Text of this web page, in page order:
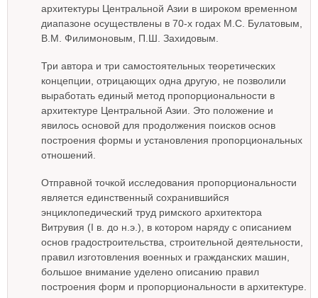
архитектуры Центральной Азии в широком временном
диапазоне осуществлены в 70-х годах М.С. Булатовым,
В.М. Филимоновым, П.Ш. Захидовым.
Три автора и три самостоятельных теоретических
концепции, отрицающих одна другую, не позволили
выработать единый метод пропорциональности в
архитектуре Центральной Азии. Это положение и
явилось основой для продолжения поисков основ
построения формы и установления пропорциональных
отношений.
Отправной точкой исследования пропорциональности
является единственный сохранившийся
энциклопедический труд римского архитектора
Витрувия (I в. до н.э.), в котором наряду с описанием
основ градостроительства, строительной деятельности,
правил изготовления военных и гражданских машин,
большое внимание уделено описанию правил
построения форм и пропорциональности в архитектуре.